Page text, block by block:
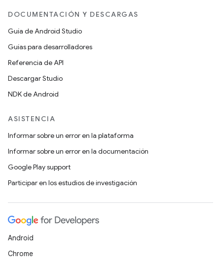
DOCUMENTACIÓN Y DESCARGAS
Guía de Android Studio
Guías para desarrolladores
Referencia de API
Descargar Studio
NDK de Android
ASISTENCIA
Informar sobre un error en la plataforma
Informar sobre un error en la documentación
Google Play support
Participar en los estudios de investigación
Android
Chrome